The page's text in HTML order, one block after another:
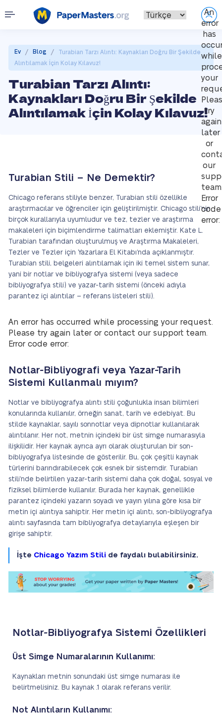
An
error
has
while
your
try
again
later
or
our
Error
code
error:
Ev / Blog /
Turabian Tarzı Alıntı: Kaynakları Doğru Bir Şekilde
Alıntılamak İçin Kolay Kılavuz!
Turabian Tarzı Alıntı:
Kaynakları Doğru Bir Şekilde
Alıntılamak İçin Kolay Kılavuz!
Turabian Stili – Ne Demektir?
Chicago referans stiliyle benzer, Turabian stili özellikle
araştırmacılar ve öğrenciler için geliştirilmiştir. Chicago stili’nin
birçok kurallarıyla uyumludur ve tez, tezler ve araştırma
makaleleri için biçimlendirme talimatları eklemiştir. Kate L.
Turabian tarafından oluşturulmuş ve Araştırma Makaleleri,
Tezler ve Tezler için Yazarlara El Kitabı’nda açıklanmıştır.
Turabian stili, belgeleri alıntılamak için iki temel sistem sunar,
yani bir notlar ve bibliyografya sistemi (veya sadece
bibliyografya stili) ve yazar-tarih sistemi (önceki adıyla
parantez içi alıntılar – referans listeleri stili).
An error has occurred while processing your request.
Please try again later or contact our support team.
Error code error:
Notlar-Bibliyografi veya Yazar-Tarih
Sistemi Kullanmalı mıyım?
Notlar ve bibliyografya alıntı stili çoğunlukla insan bilimleri
konularında kullanılır, örneğin sanat, tarih ve edebiyat. Bu
stilde kaynaklar, sayılı sonnotlar veya dipnotlar kullanılarak
alıntılanır. Her not, metnin içindeki bir üst simge numarasıyla
ilişkilidir. Her kaynak ayrıca ayrı olarak oluşturulan bir son-
bibliyografya listesinde de gösterilir. Bu, çok çeşitli kaynak
türlerini barındırabilecek çok esnek bir sistemdir. Turabian
stili’nde belirtilen yazar-tarih sistemi daha çok doğal, sosyal ve
fiziksel bilimlerde kullanılır. Burada her kaynak, genellikle
parantez içindeki yazarın soyadı ve yayın yılına göre kısa bir
metin içi alıntıya sahiptir. Her metin içi alıntı, son-bibliyografya
alıntı sayfasında tam bibliyografya detaylarıyla eşleşen bir
girişe sahiptir.
İşte Chicago Yazım Stili de faydalı bulabilirsiniz.
Notlar-Bibliyografya Sistemi Özellikleri
Üst Simge Numaralarının Kullanımı:
Kaynakları metnin sonundaki üst simge numarası ile
belirtmelisiniz. Bu kaynak .1 olarak referans verilir.
Not Alıntıların Kullanımı: